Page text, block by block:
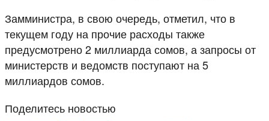
Замминистра, в свою очередь, отметил, что в
текущем году на прочие расходы также
предусмотрено 2 миллиарда сомов, а запросы от
министерств и ведомств поступают на 5
миллиардов сомов.
Поделитесь новостью